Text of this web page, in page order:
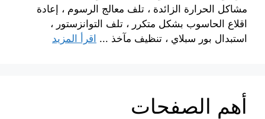
مشاكل الحرارة الزائدة ، تلف معالج الرسوم ، إعادة
اقلاع الحاسوب بشكل متكرر ، تلف التوانزستور ،
استبدال بور سبلاي ، تنظيف مآخذ ... اقرأ المزيد
أهم الصفحات